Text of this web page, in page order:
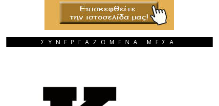
ΣΥΝΕΡΓΑΖΟΜΕΝΑ ΜΕΣΑ